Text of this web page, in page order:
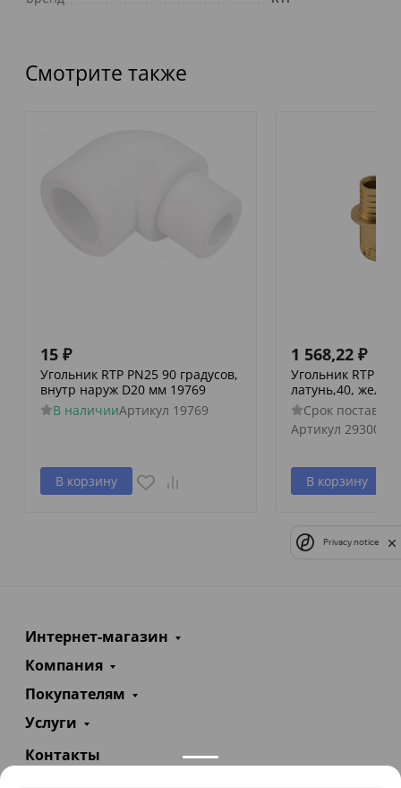
Смотрите также
15 ₽
Угольник RTP PN25 90 градусов,
внутр наруж D20 мм 19769
В наличииАртикул 19769
В корзину
1 568,22 ₽
Угольник RTP
латунь,40,
Срок поставки
Артикул 29300
В корзину
Интернет-магазин
Компания
Покупателям
Услуги
Контакты
Privacy notice